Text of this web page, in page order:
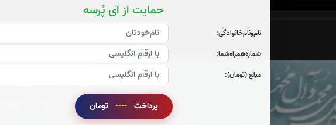
حمایت از آی پُرسه
نام‌و‌نام‌خانوادگی:
شماره‌همراه‌شما:
مبلغ (تومان):
پرداخت ---- تومان